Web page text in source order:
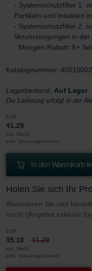
- Systemschutzfilter 1:
Partikeln und Insekten
- Systemschutzfilter 2:
Verunreinigungen in
- Mengen-Rabatt: 5+
Katalognummer:
Lagerbestand: Auf Lager
Die Lieferung erfolgt in der
EUR
41.29
inkl. MwSt.
exkl. Versandgebühren
In den Warenkorb
Holen Sie sich Ihr
Abonnieren Sie und
nach! (Angebot exklusiv
EUR
35.10 41.29
inkl. MwSt.
exkl. Versandgebühren